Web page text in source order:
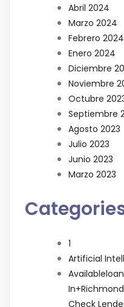
Abril 2024
Marzo 2024
Febrero 2024
Enero 2024
Diciembre
Noviembre
Octubre
Septiembre
Agosto 2023
Julio 2023
Junio 2023
Marzo 2023
1
Artificial
In+richmond
Check